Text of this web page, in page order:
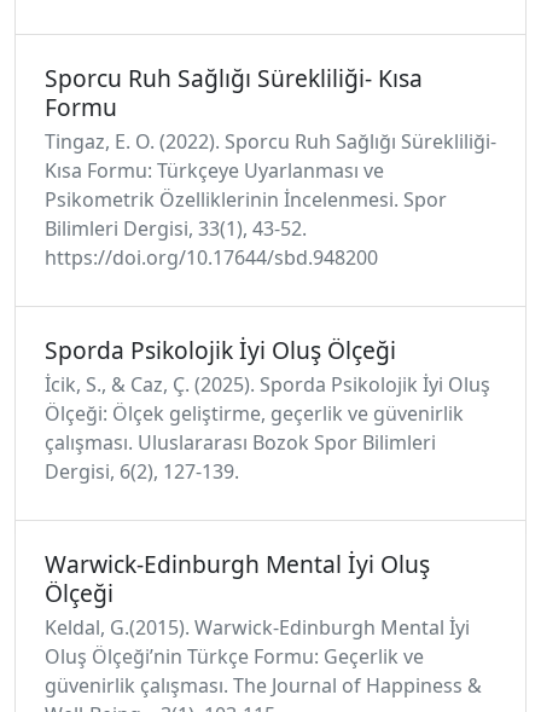
Sporcu Ruh Sağlığı Sürekliliği- Kısa
Formu
Tingaz, E. O. (2022). Sporcu Ruh Sağlığı Sürekliliği-
Kısa Formu: Türkçeye Uyarlanması ve
Psikometrik Özelliklerinin İncelenmesi. Spor
Bilimleri Dergisi, 33(1), 43-52.
https://doi.org/10.17644/sbd.948200
Sporda Psikolojik İyi Oluş Ölçeği
İcik, S., & Caz, Ç. (2025). Sporda Psikolojik İyi Oluş
Ölçeği: Ölçek geliştirme, geçerlik ve güvenirlik
çalışması. Uluslararası Bozok Spor Bilimleri
Dergisi, 6(2), 127-139.
Warwick-Edinburgh Mental İyi Oluş
Ölçeği
Keldal, G.(2015). Warwick-Edinburgh Mental İyi
Oluş Ölçeği’nin Türkçe Formu: Geçerlik ve
güvenirlik çalışması. The Journal of Happiness &